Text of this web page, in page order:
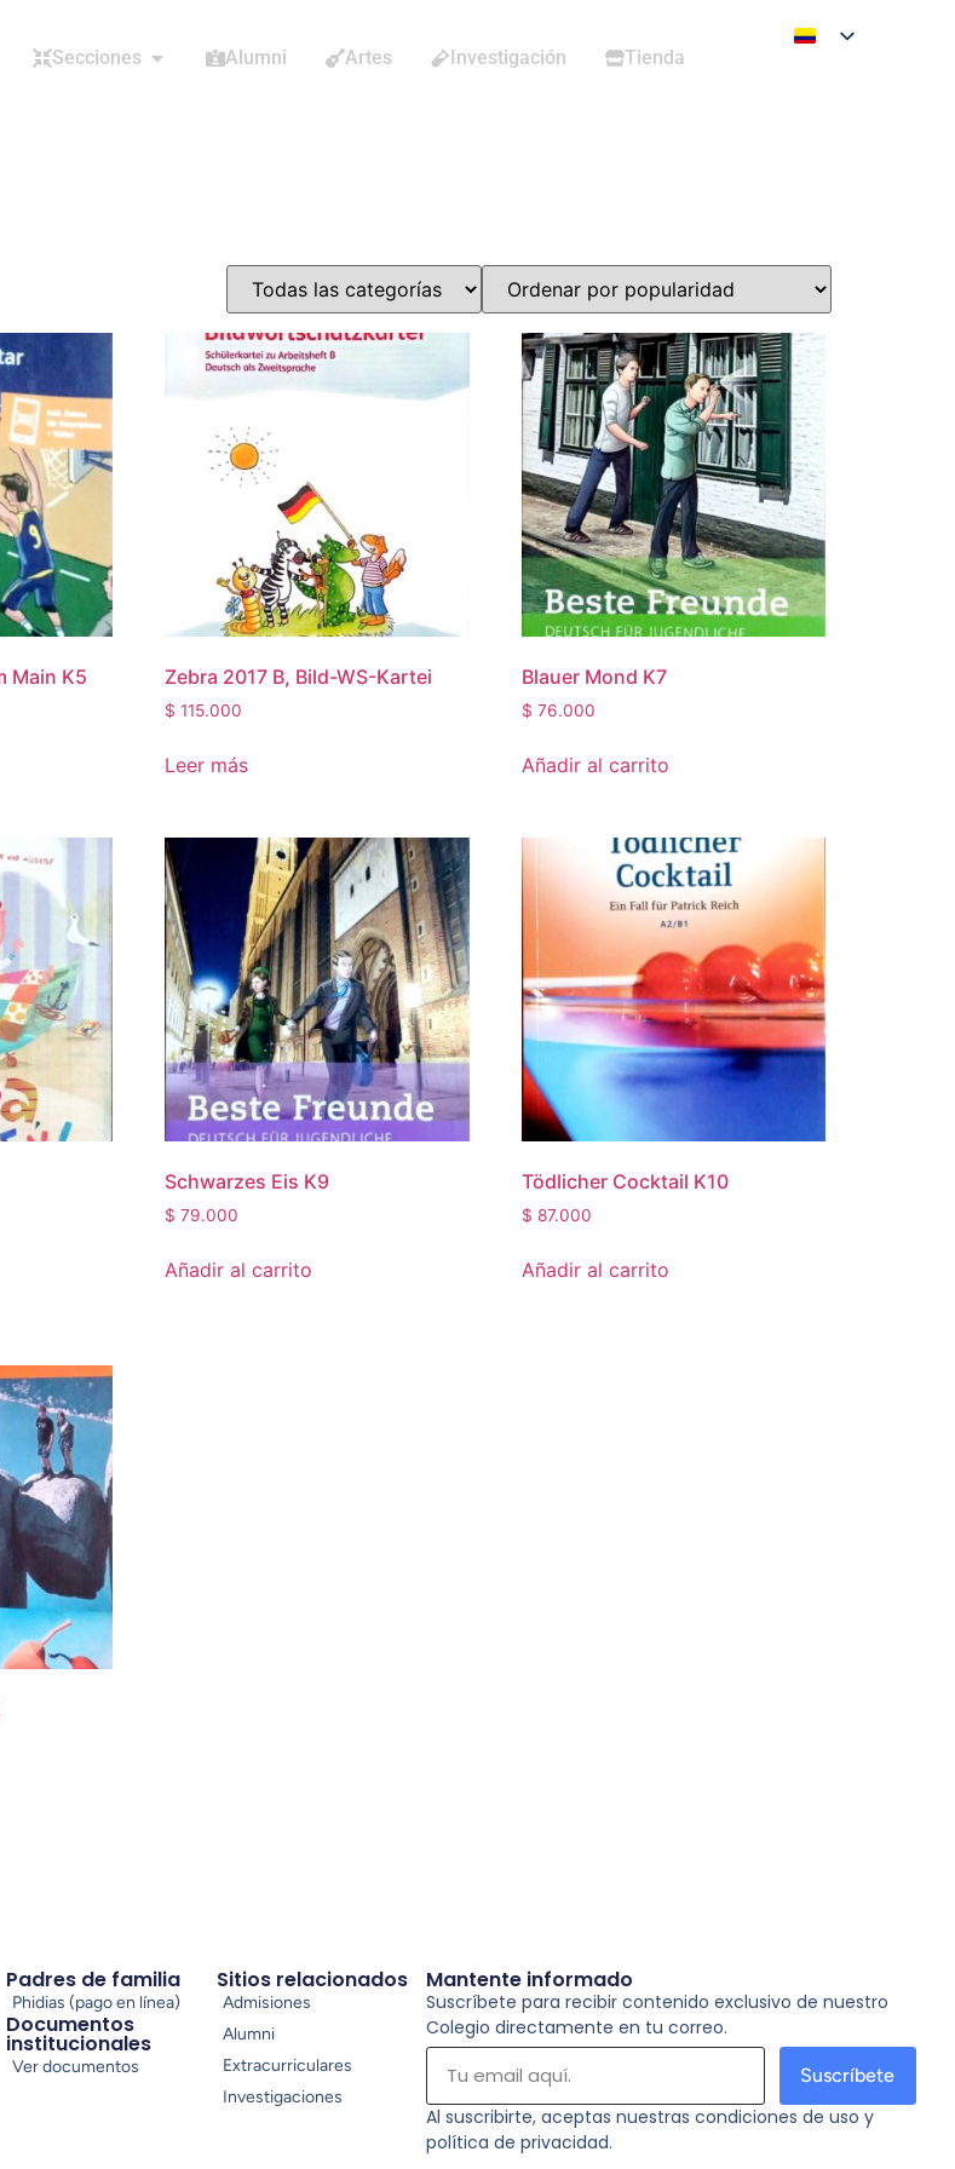
Secciones Alumni Artes Investigación Tienda
Main K5 Zebra 2017 B, Bild-WS-Kartei
$ 115.000
Leer más
Blauer Mond K7
$ 76.000
Añadir al carrito
Schwarzes Eis K9
$ 79.000
Añadir al carrito
Tödlicher Cocktail K10
$ 87.000
Añadir al carrito
Padres de familia
Phidias (pago en línea)
Documentos
institucionales
Ver documentos
Sitios relacionados
Admisiones
Alumni
Extracurriculares
Investigaciones
Mantente informado
Suscríbete para recibir contenido exclusivo de nuestro
Colegio directamente en tu correo.
Suscríbete
Al suscribirte, aceptas nuestras condiciones de uso y
política de privacidad.